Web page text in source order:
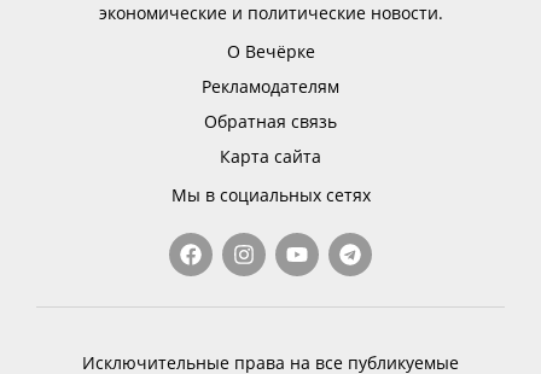
экономические и политические новости.
О Вечёрке
Рекламодателям
Обратная связь
Карта сайта
Мы в социальных сетях
Исключительные права на все публикуемые